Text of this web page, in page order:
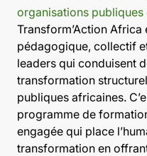
organisations
Transform’Action Africa
pédagogique, collectif
leaders qui conduisent
transformation
publiques africaines.
programme de
engagée qui place
transformation en